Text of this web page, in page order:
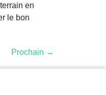
en
le bon
Prochain →